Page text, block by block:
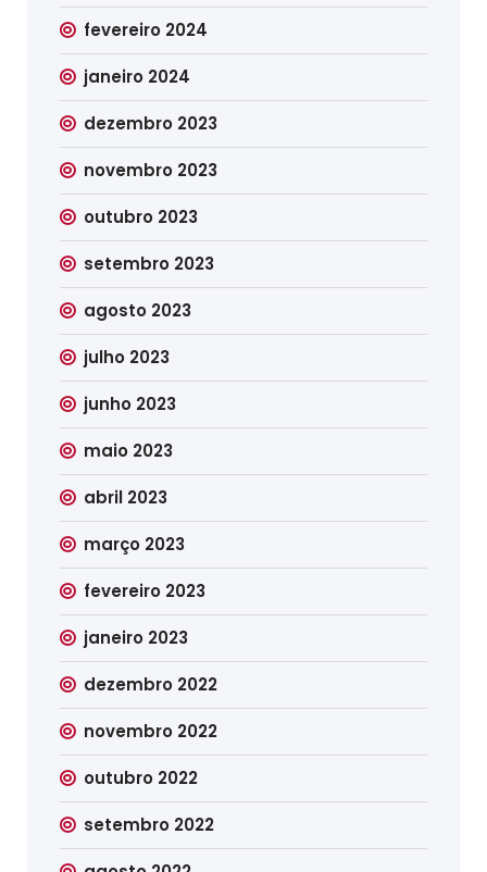
fevereiro 2024
janeiro 2024
dezembro 2023
novembro 2023
outubro 2023
setembro 2023
agosto 2023
julho 2023
junho 2023
maio 2023
abril 2023
março 2023
fevereiro 2023
janeiro 2023
dezembro 2022
novembro 2022
outubro 2022
setembro 2022